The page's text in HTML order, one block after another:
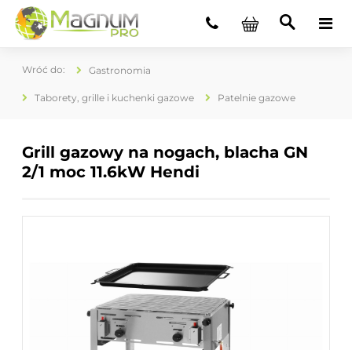
Gastronomia
Taborety, grille i kuchenki gazowe Patelnie gazowe
Grill gazowy na nogach, blacha GN
2/1 moc 11.6kW Hendi